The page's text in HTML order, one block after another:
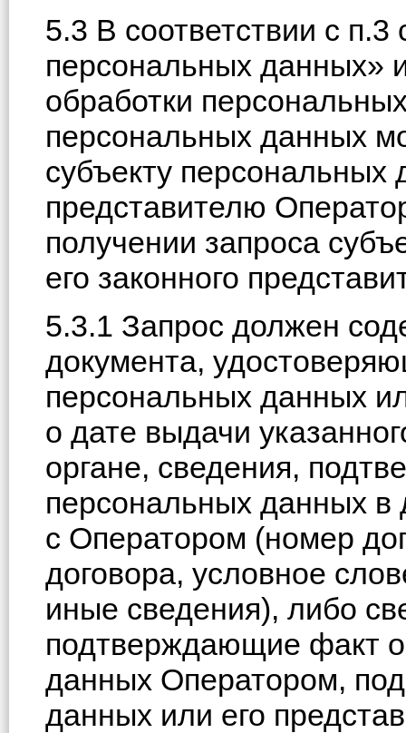
5.3 В соответствии с
персональных данных»
обработки
персональных данных
субъекту персональных
представителю
получении запроса
его законного
5.3.1 Запрос должен
документа,
персональных данных
о дате выдачи
органе, сведения,
персональных данных в
с Оператором (номер
договора, условное
иные сведения), либо
подтверждающие факт
данных Оператором,
данных или его